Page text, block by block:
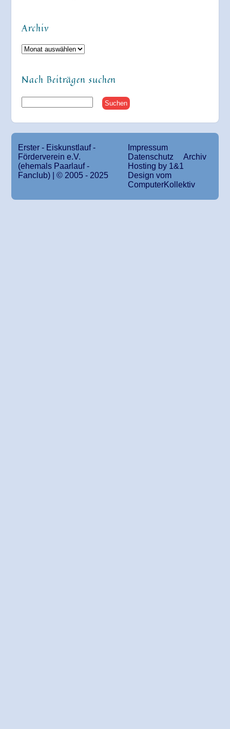
Archiv
Archiv
Nach Beiträgen suchen
Erster - Eiskunstlauf -
Förderverein e.V.
(ehemals Paarlauf -
Fanclub) | © 2005 - 2025
Impressum
Datenschutz
Archiv
Hosting by 1&1
Design vom
ComputerKollektiv